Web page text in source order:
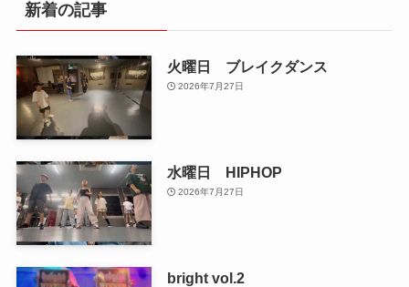
新着の記事
火曜日 ブレイクダンス
2026年7月27日
水曜日 HIPHOP
2026年7月27日
bright vol.2